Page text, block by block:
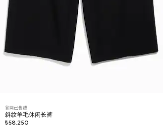
官网已售罄
斜纹羊毛休闲长裤
₺58.250